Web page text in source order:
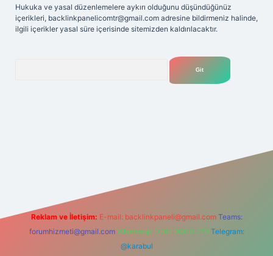
Hukuka ve yasal düzenlemelere aykırı olduğunu düşündüğünüz
içerikleri, backlinkpanelicomtr@gmail.com adresine bildirmeniz halinde,
ilgili içerikler yasal süre içerisinde sitemizden kaldırılacaktır.
Reklam ve İletişim: E-mail: backlinkpaneli@gmail.com Teams:
forumhizmeti@gmail.com Whatsapp: 0262 606 0 726 Telegram:
@karabul